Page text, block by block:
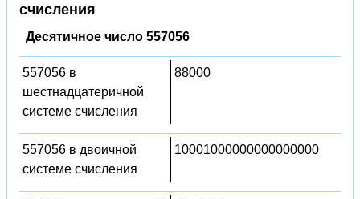
счисления
Десятичное число 557056
557056 в
шестнадцатеричной
системе счисления
88000
557056 в двоичной
системе счисления
10001000000000000000